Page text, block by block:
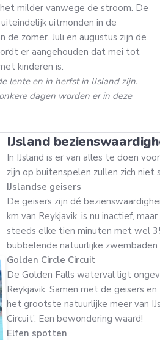
milder vanwege de stroom. De
uitmonden in de
zomer. Juli en augustus zijn de
er aangehouden dat mei tot
kinderen is.
lente en in herfst in IJsland zijn.
dagen worden er in deze
IJsland
In IJsland is er van alles te doen
zijn op buitenspelen zullen zich niet
IJslandse geisers
De geisers zijn dé
km van Reykjavik, is nu inactief,
steeds elke tien minuten met wel
bubbelende natuurlijke
Golden Circle Circuit
De Golden Falls waterval ligt
Reykjavik. Samen met de geisers
het grootste natuurlijke meer van
Circuit’. Een bewondering waard!
Elfen spotten